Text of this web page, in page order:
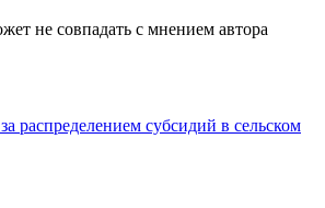
не совпадать с мнением автора
распределением субсидий в сельском